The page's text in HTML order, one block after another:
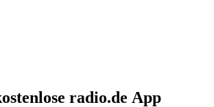
radio.de App